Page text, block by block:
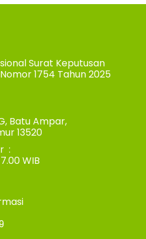
Surat Keputusan
1754 Tahun 2025
Batu Ampar,
13520
:
WIB